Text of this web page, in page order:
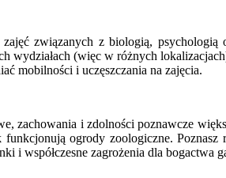
związanych z biologią,
(więc w różnych
mobilności i uczęszczania na zajęcia.
zachowania i zdolności poznawcze
ogrody zoologiczne.
i współczesne zagrożenia dla bogactwa